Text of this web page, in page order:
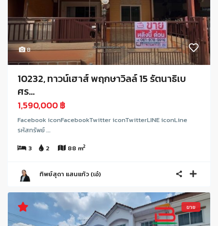
8
10232, ทาวน์เฮาส์ พฤกษาวิลล์ 15 รัตนาธิเบ
ศร...
1,590,000 ฿
Facebook iconFacebookTwitter iconTwitterLINE iconLine
รหัสทรัพย์ ...
3
2 88 m2
ทิพย์สุดา แสนแก้ว (เอ๋)
ขาย